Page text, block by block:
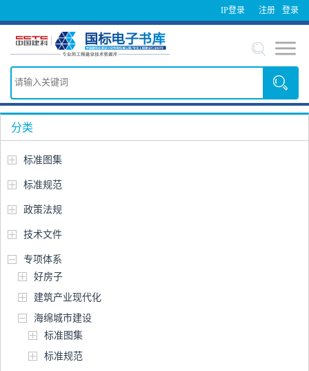
IP登录 登录
注册
分类
标准图集
标准规范
政策法规
技术文件
专项体系
好房子
建筑产业现代化
海绵城市建设
标准图集
标准规范